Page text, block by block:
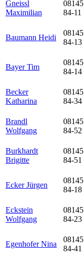
Gneissl
Maximilian
08145
84-11
Baumann Heidi
08145
84-13
Bayer Tim
08145
84-14
Becker
Katharina
08145
84-34
Brandl
Wolfgang
08145
84-52
Burkhardt
Brigitte
08145
84-51
Ecker Jürgen
08145
84-18
Eckstein
Wolfgang
08145
84-23
Egenhofer Nina
08145
84-41